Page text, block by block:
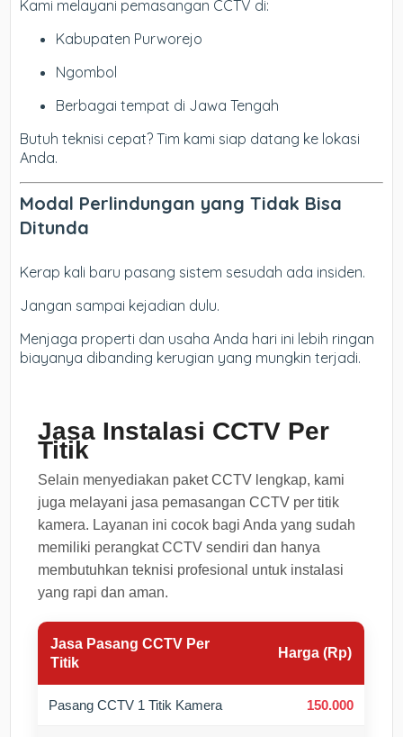
Kami melayani pemasangan CCTV di:
Kabupaten Purworejo
Ngombol
Berbagai tempat di Jawa Tengah
Butuh teknisi cepat? Tim kami siap datang ke lokasi
Anda.
Modal Perlindungan yang Tidak Bisa
Ditunda
Kerap kali baru pasang sistem sesudah ada insiden.
Jangan sampai kejadian dulu.
Menjaga properti dan usaha Anda hari ini lebih ringan
biayanya dibanding kerugian yang mungkin terjadi.
Jasa Instalasi CCTV Per
Titik
Selain menyediakan paket CCTV lengkap, kami
juga melayani jasa pemasangan CCTV per titik
kamera. Layanan ini cocok bagi Anda yang sudah
memiliki perangkat CCTV sendiri dan hanya
membutuhkan teknisi profesional untuk instalasi
yang rapi dan aman.
Jasa Pasang CCTV Per
Titik
Harga (Rp)
Pasang CCTV 1 Titik Kamera 150.000